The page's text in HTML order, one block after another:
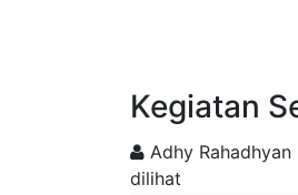
Kegiatan
Adhy Rahadhyan
dilihat